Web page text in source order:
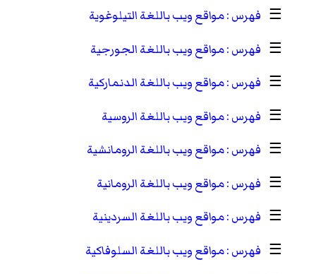
☰
مواقع ويب باللغة التيلوغوية
☰
مواقع ويب باللغة الجورجية
☰
مواقع ويب باللغة الدنماركية
☰
مواقع ويب باللغة الروسية
☰
مواقع ويب باللغة الرومانشية
☰
مواقع ويب باللغة الرومانية
☰
مواقع ويب باللغة السردينية
☰
مواقع ويب باللغة السلوفاكية